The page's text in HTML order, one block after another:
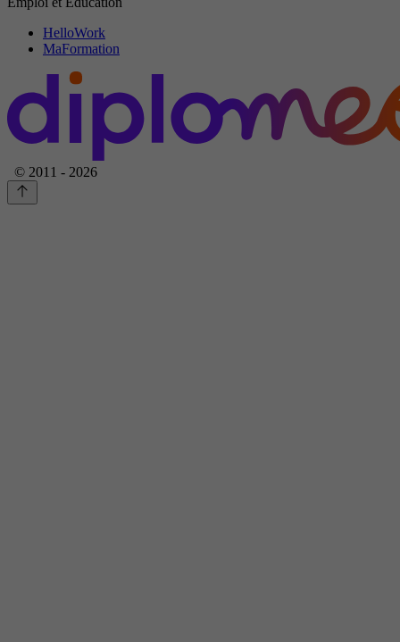
HelloWork
MaFormation
© 2011 - 2026